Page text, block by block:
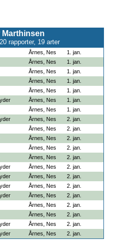
Marthinsen
rapporter, 19 arter
Årnes, Nes
1. jan.
Årnes, Nes
1. jan.
Årnes, Nes
1. jan.
Årnes, Nes
1. jan.
Årnes, Nes
1. jan.
Årnes, Nes
1. jan.
Årnes, Nes
1. jan.
Årnes, Nes
2. jan.
Årnes, Nes
2. jan.
Årnes, Nes
2. jan.
Årnes, Nes
2. jan.
Årnes, Nes
2. jan.
Årnes, Nes
2. jan.
Årnes, Nes
2. jan.
Årnes, Nes
2. jan.
Årnes, Nes
2. jan.
Årnes, Nes
2. jan.
Årnes, Nes
2. jan.
Årnes, Nes
2. jan.
Årnes, Nes 2. jan.